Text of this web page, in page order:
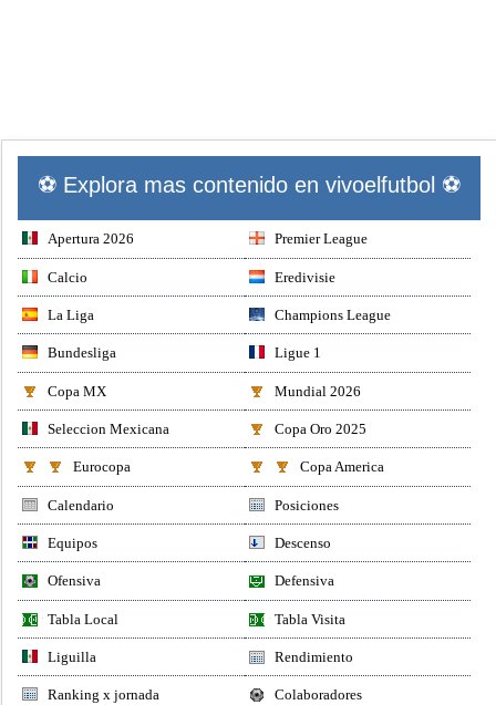
⚽ Explora mas contenido en vivoelfutbol ⚽
Apertura 2026 Premier League
Calcio Eredivisie
La Liga Champions League
Bundesliga Ligue 1
Copa MX Mundial 2026
Seleccion Mexicana Copa Oro 2025
Eurocopa Copa America
Calendario Posiciones
Equipos Descenso
Ofensiva Defensiva
Tabla Local Tabla Visita
Liguilla Rendimiento
Ranking x jornada Colaboradores